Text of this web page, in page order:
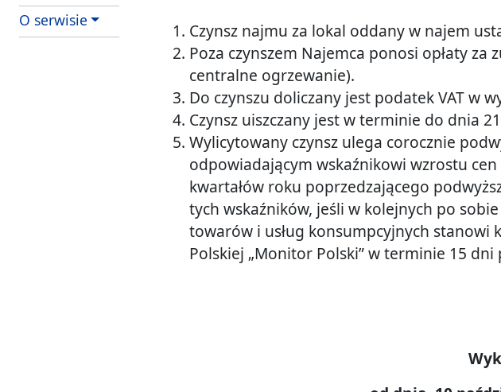
O serwisie
Czynsz najmu za lokal oddany w najem
Poza czynszem Najemca ponosi opłaty
centralne ogrzewanie).
Do czynszu doliczany jest podatek VAT w
Czynsz uiszczany jest w terminie do dnia
Wylicytowany czynsz ulega corocznie
odpowiadającym wskaźnikowi wzrostu
kwartałów roku poprzedzającego
tych wskaźników, jeśli w kolejnych po
towarów i usług konsumpcyjnych stanowi
Polskiej „Monitor Polski” w terminie 15 dni